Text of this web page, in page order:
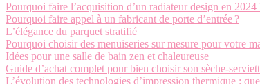
Pourquoi faire l’acquisition d’un radiateur design en 2024
Pourquoi faire appel à un fabricant de porte d’entrée ?
L’élégance du parquet stratifié
Pourquoi choisir des menuiseries sur mesure pour votre
Idées pour une salle de bain zen et chaleureuse
Guide d’achat complet pour bien choisir son sèche-
L’évolution des technologies d’impression thermique :